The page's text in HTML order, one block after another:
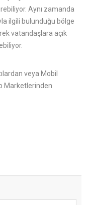
Aynı zamanda
ilgili bulunduğu bölge
vatandaşlara açık
veya Mobil
Marketlerinden